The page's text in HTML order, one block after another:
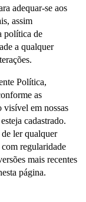
adequar-se aos
assim
política de
a qualquer
Política,
as
visível em nossas
cadastrado.
ler qualquer
com regularidade
mais recentes
página.